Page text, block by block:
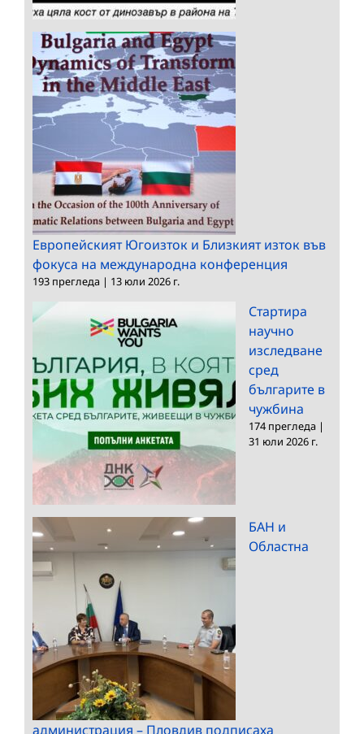
Европейският Югоизток и Близкият изток във
фокуса на международна конференция
193 прегледа | 13 юли 2026 г.
Стартира
научно
изследване
сред
българите в
чужбина
174 прегледа |
31 юли 2026 г.
БАН и
Областна
администрация – Пловдив подписаха